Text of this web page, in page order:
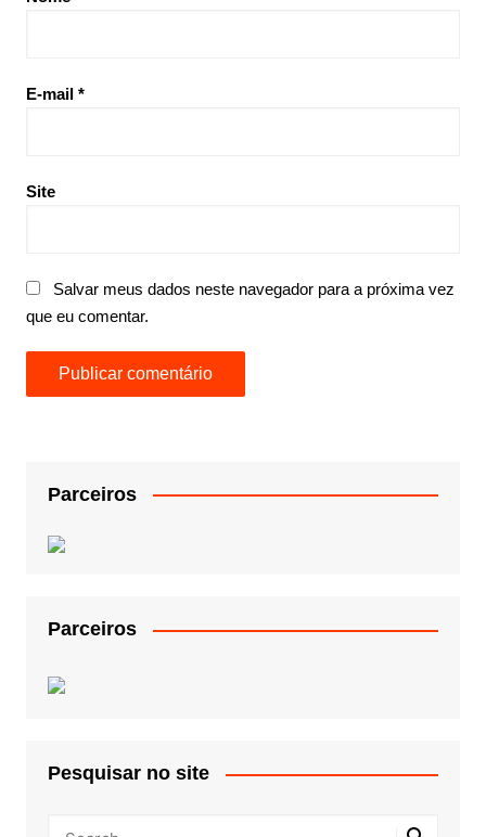
E-mail *
Site
Salvar meus dados neste navegador para a próxima vez
que eu comentar.
Parceiros
Parceiros
Pesquisar no site